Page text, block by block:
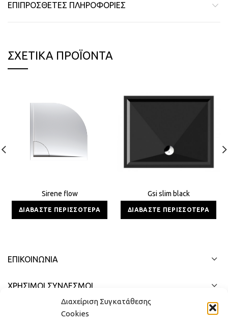
Διαχείριση Συγκατάθεσης
Cookies
ΕΠΙΠΡΌΣΘΕΤΕΣ ΠΛΗΡΟΦΟΡΊΕΣ
ΣΧΕΤΙΚΆ ΠΡΟΪΌΝΤΑ
Sirene flow
ΔΙΑΒΆΣΤΕ ΠΕΡΙΣΣΌΤΕΡΑ
Gsi slim black
ΔΙΑΒΆΣΤΕ ΠΕΡΙΣΣΌΤΕΡΑ
ΕΠΙΚΟΙΝΩΝΊΑ
ΧΡΗΣΙΜΟΙ ΣΥΝΔΕΣΜΟΙ
ΓΡΉΓΟΡΟ ΜΕΝΟΎ